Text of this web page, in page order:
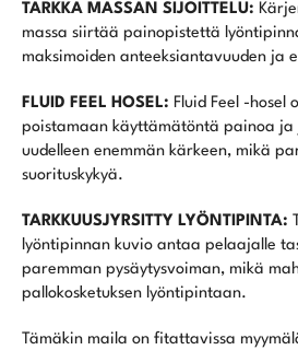
TARKKA MASSAN SIJOITTELU:
massa siirtää painopistettä
maksimoiden anteeksiantavuuden ja
FLUID FEEL HOSEL: Fluid Feel -hosel
poistamaan käyttämätöntä painoa
uudelleen enemmän kärkeen, mikä
suorituskykyä.
TARKKUUSJYRSITTY LYÖNTIPINTA:
lyöntipinnan kuvio antaa pelaajalle
paremman pysäytysvoiman, mikä
pallokosketuksen lyöntipintaan.
Tämäkin maila on fitattavissa